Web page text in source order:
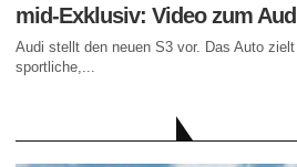
mid-Exklusiv: Video zum
Audi stellt den neuen S3 vor. Das Auto
sportliche,...